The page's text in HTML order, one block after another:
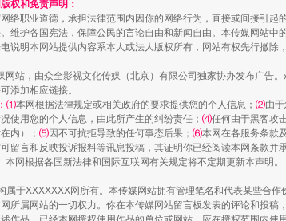
一批国家标准开始实施
权和免责声明：
络职业道德，承担法律范围内因你的网络行为，直接或间接引起
维护各国宪法，保障公民的言论自由和新闻自由。本传媒网站中
说明本网站提供内容系本人或法人版权所有，网站有权先行撤除
站，由众全影视文化传媒（北京）有限公司独家协办发布广告
添加相应链接。
⑴本网根据法律规定或相关政府的要求提供您的个人信息； ⑵由
使用您的个人信息，由此所产生的纠纷责任； ⑷任何由于黑客攻
内）； ⑸因不可抗拒导致的任何事态后果； ⑹本网在各服务条款
留言和反映投诉报料等讯息投稿，其证明你已经阅读本网条款并
网根据各国新法律和国际互联网有关规定将不定期更新本声明。
属于XXXXXXX网所有。本传媒网站拥有管理笔名和代表某些合
所属网站的一切权力。你在本传媒网站留言板发表的评论和投